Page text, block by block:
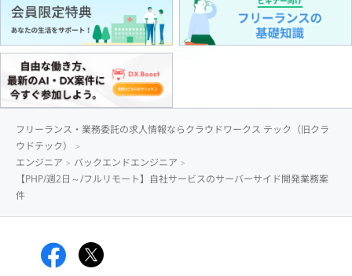
フリーランス・業務委託の求人情報ならクラウドワークス テック（旧クラ
ウドテック）
エンジニア
バックエンドエンジニア
【PHP/週2日～/フルリモート】自社サービスのサーバーサイド開発業務案
件